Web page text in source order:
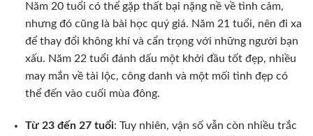
Năm 20 tuổi có thể gặp thất bại nặng nề về tình cảm,
nhưng đó cũng là bài học quý giá. Năm 21 tuổi, nên đi xa
để thay đổi không khí và cẩn trọng với những người bạn
xấu. Năm 22 tuổi đánh dấu một khởi đầu tốt đẹp, nhiều
may mắn về tài lộc, công danh và một mối tình đẹp có
thể đến vào cuối mùa đông.
Từ 23 đến 27 tuổi: Tuy nhiên, vận số vẫn còn nhiều trắc